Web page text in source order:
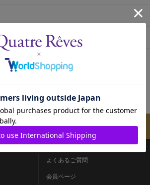
メールマガジンのご案内
よくあるご質問
会員ページ